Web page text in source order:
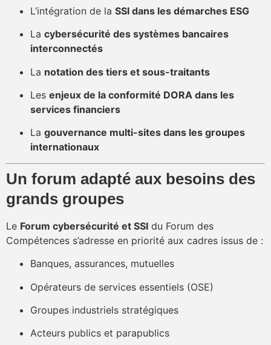
L’intégration de la SSI dans les démarches ESG
La cybersécurité des systèmes bancaires
interconnectés
La notation des tiers et sous-traitants
Les enjeux de la conformité DORA dans les
services financiers
La gouvernance multi-sites dans les groupes
internationaux
Un forum adapté aux besoins des
grands groupes
Le Forum cybersécurité et SSI du Forum des
Compétences s’adresse en priorité aux cadres issus de :
Banques, assurances, mutuelles
Opérateurs de services essentiels (OSE)
Groupes industriels stratégiques
Acteurs publics et parapublics